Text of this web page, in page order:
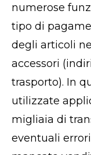
numerose
tipo di
degli articoli
accessori
trasporto). In
utilizzate
migliaia di
eventuali